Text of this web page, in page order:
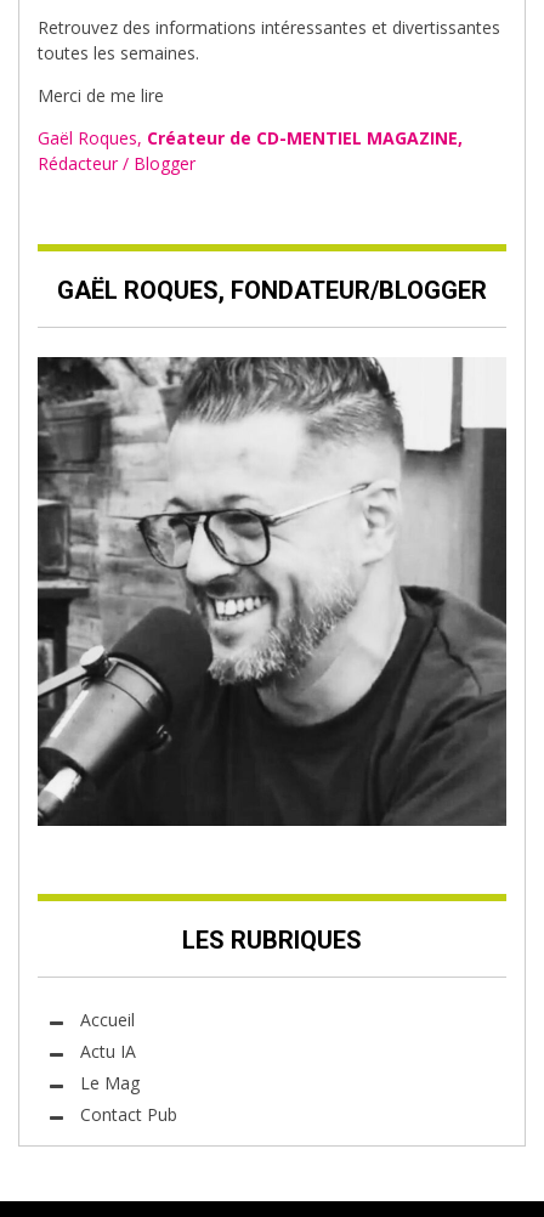
Retrouvez des informations intéressantes et divertissantes
toutes les semaines.
Merci de me lire
Gaël Roques, Créateur de CD-MENTIEL MAGAZINE,
Rédacteur / Blogger
GAËL ROQUES, FONDATEUR/BLOGGER
LES RUBRIQUES
Accueil
Actu IA
Le Mag
Contact Pub